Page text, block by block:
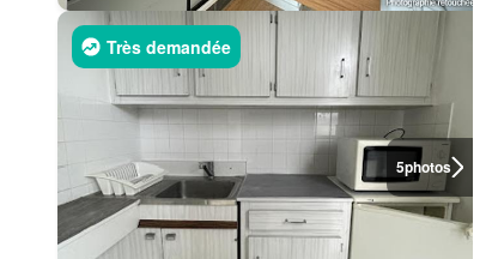
5photos
Très demandée